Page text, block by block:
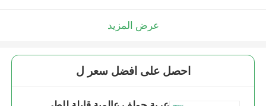
عرض المزيد
احصل على افضل سعر ل